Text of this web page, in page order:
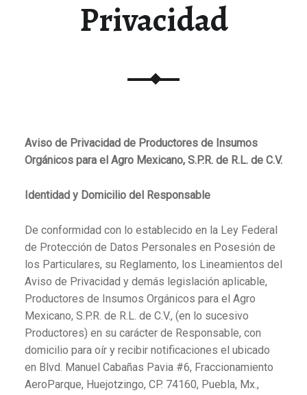
Privacidad
Aviso de Privacidad de Productores de Insumos
Orgánicos para el Agro Mexicano, S.P.R. de R.L. de C.V.
Identidad y Domicilio del Responsable
De conformidad con lo establecido en la Ley Federal
de Protección de Datos Personales en Posesión de
los Particulares, su Reglamento, los Lineamientos del
Aviso de Privacidad y demás legislación aplicable,
Productores de Insumos Orgánicos para el Agro
Mexicano, S.P.R. de R.L. de C.V., (en lo sucesivo
Productores) en su carácter de Responsable, con
domicilio para oír y recibir notificaciones el ubicado
en Blvd. Manuel Cabañas Pavia #6, Fraccionamiento
AeroParque, Huejotzingo, CP. 74160, Puebla, Mx.,